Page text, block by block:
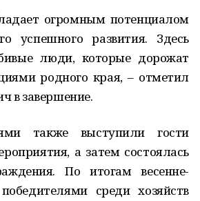
огромным потенциалом
успешного развития. Здесь
люди, которые дорожат
родного края, – отметил
в завершение.
также выступили гости
а затем состоялась
По итогам весенне-
среди хозяйств